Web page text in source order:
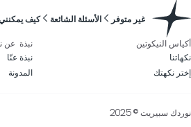
غير متوفر الأسئلة الشائعة كيف يمكنني
أكياس النيكوتين
نكهاتنا
إختر نكهتك
نبذة عن
نبذة عنّا
المدونة
نوردك سبيريت © 2025